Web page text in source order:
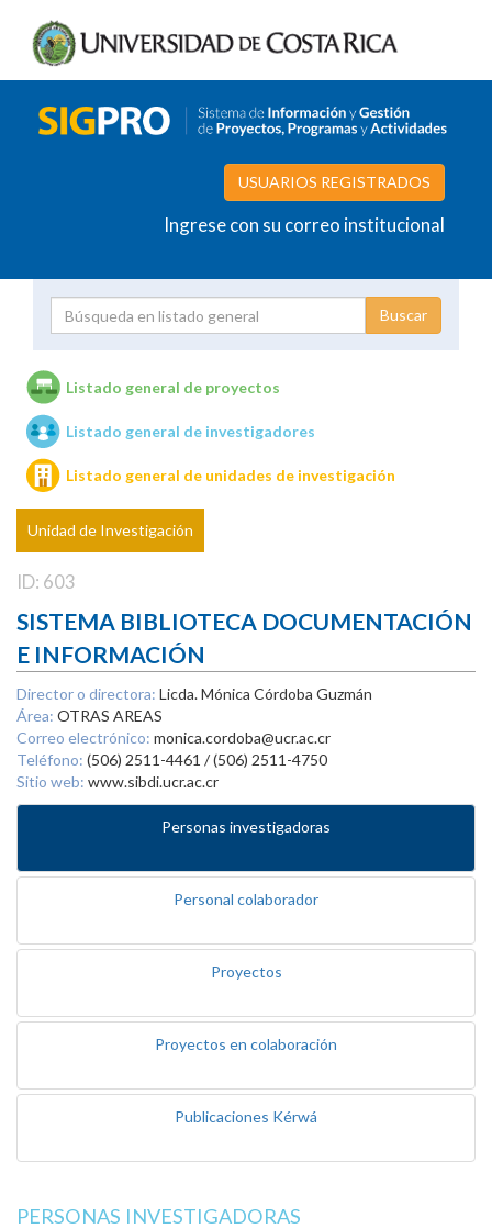
USUARIOS REGISTRADOS
Ingrese con su correo institucional
Unidades de investigación
Listado general de proyectos
Listado general de investigadores
Listado general de unidades de investigación
Unidad de Investigación
ID: 603
SISTEMA BIBLIOTECA DOCUMENTACIÓN
E INFORMACIÓN
Director o directora: Licda. Mónica Córdoba Guzmán
Área: OTRAS AREAS
Correo electrónico: monica.cordoba@ucr.ac.cr
Teléfono: (506) 2511-4461 / (506) 2511-4750
Sitio web: www.sibdi.ucr.ac.cr
Personas investigadoras
Personal colaborador
Proyectos
Proyectos en colaboración
Publicaciones Kérwá
PERSONAS INVESTIGADORAS